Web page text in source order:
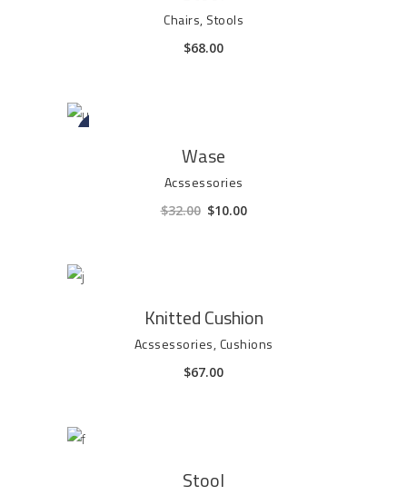
Chairs, Stools
$68.00
AGGIUNGI AL CARRELLO
Wase
Acssessories
$32.00 Il
prezzo
$10.00Il
AGGIUNGI AL CARRELLO
Knitted Cushion
Acssessories, Cushions
$67.00
AGGIUNGI AL CARRELLO
Stool